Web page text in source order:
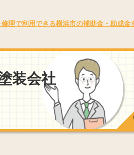
理で利用できる横浜市の補助金・助成金
装会社